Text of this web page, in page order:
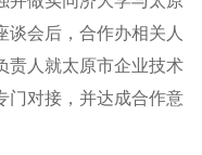
谈会后，合作办相关人
责人就太原市企业技术
门对接，并达成合作意